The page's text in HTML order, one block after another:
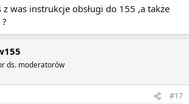
z was instrukcje obsługi do 155 ,a także
ds. moderatorów
#17